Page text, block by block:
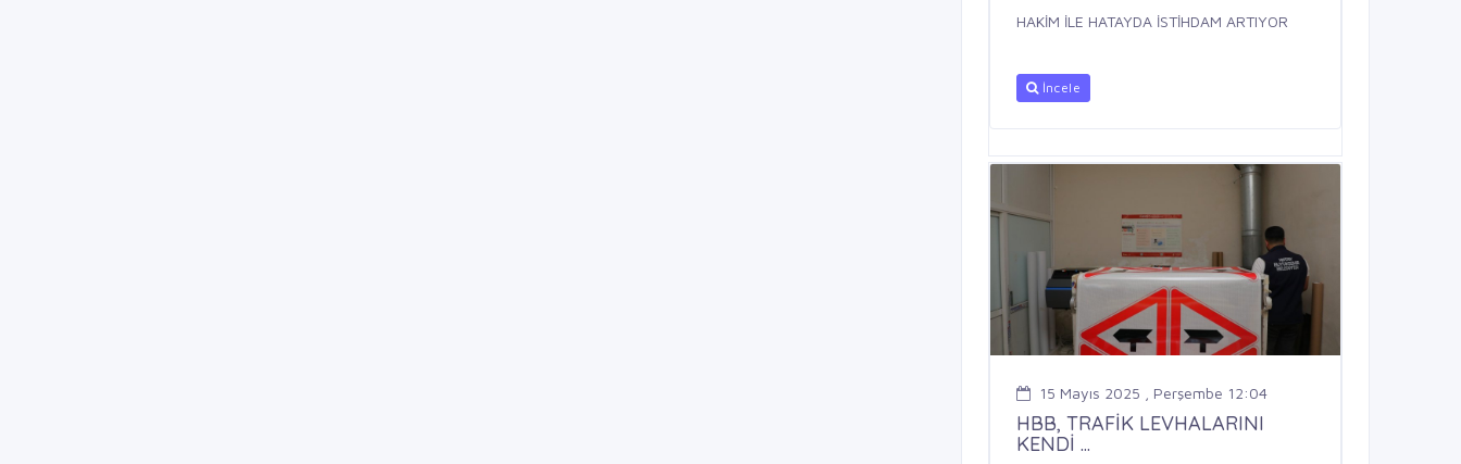
HAKİM İLE HATAYDA İSTİHDAM ARTIYOR
İncele
15 Mayıs 2025 , Perşembe 12:04
HBB, TRAFİK LEVHALARINI
KENDİ ...